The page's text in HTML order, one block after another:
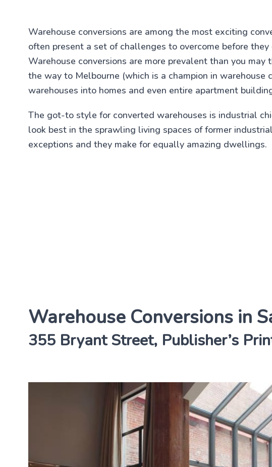
Warehouse conversions are among the most exciting
often present a set of challenges to overcome before they
Warehouse conversions are more prevalent than you
the way to Melbourne (which is a champion in warehouse
warehouses into homes and even entire apartment
The got-to style for converted warehouses is industrial
look best in the sprawling living spaces of former
exceptions and they make for equally amazing dwellings.
Warehouse Conversions in
355 Bryant Street, Publisher’s